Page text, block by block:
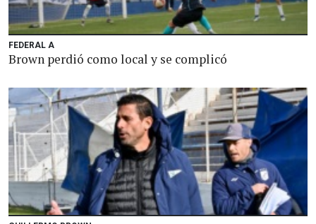
FEDERAL A
Brown perdió como local y se complicó